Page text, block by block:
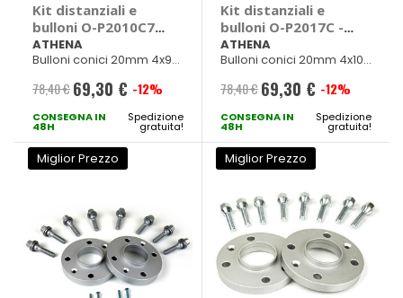
Kit distanziali e
bulloni O-P2010C7 -
ATHENA
ATHENA
Bulloni conici 20mm 4x98
78,40 € Prezzo
speciale
69,30 € -12%
CONSEGNA IN
48H
Spedizione
gratuita!
Kit distanziali e
bulloni O-P2017C -
ATHENA
ATHENA
Bulloni conici 20mm 4x100
78,40 € Prezzo
speciale
69,30 € -12%
CONSEGNA IN
48H
Spedizione
gratuita!
Miglior Prezzo Miglior Prezzo